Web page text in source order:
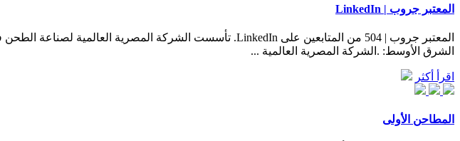
المعتبر جروب | LinkedIn
الشرق الأوسط: .الشركة المصرية العالمية ...
اقرأ أكثر
المطاحن الأولى